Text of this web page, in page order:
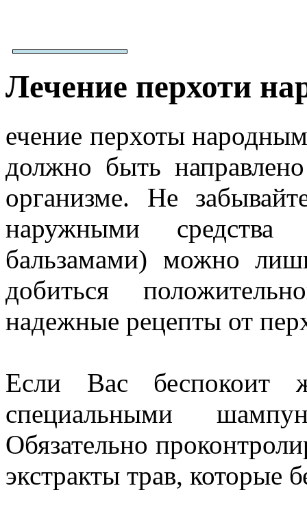
Лечение перхоти
ечение перхоты
должно быть
организме. Не
наружными средства
бальзамами) можно
добиться
надежные рецепты от
Если Вас беспокоит
специальными
Обязательно
экстракты трав, которые